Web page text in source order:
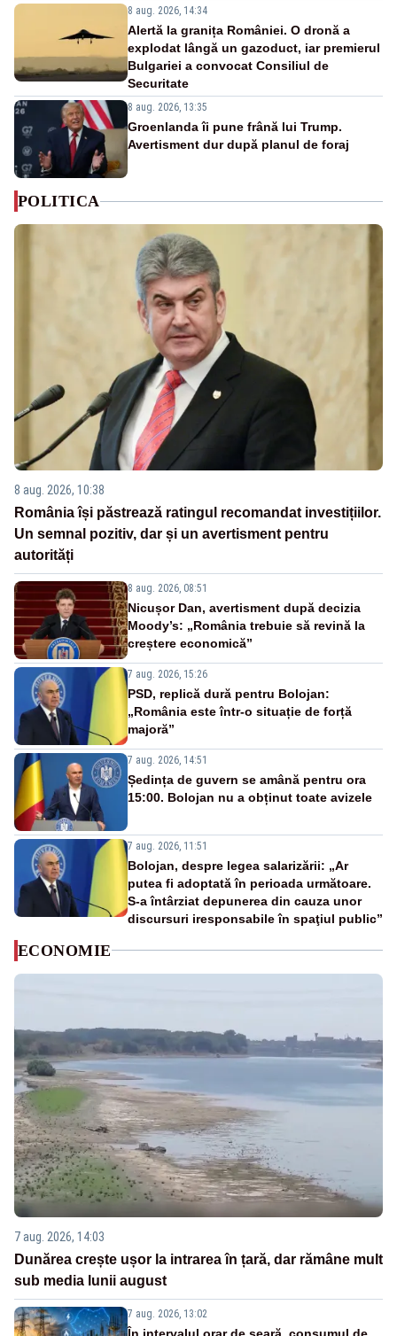
8 aug. 2026, 14:34
Alertă la granița României. O dronă a
explodat lângă un gazoduct, iar premierul
Bulgariei a convocat Consiliul de
Securitate
8 aug. 2026, 13:35
Groenlanda îi pune frână lui Trump.
Avertisment dur după planul de foraj
POLITICA
8 aug. 2026, 10:38
România își păstrează ratingul recomandat investițiilor.
Un semnal pozitiv, dar și un avertisment pentru
autorități
8 aug. 2026, 08:51
Nicușor Dan, avertisment după decizia
Moody’s: „România trebuie să revină la
creștere economică”
7 aug. 2026, 15:26
PSD, replică dură pentru Bolojan:
„România este într-o situație de forță
majoră”
7 aug. 2026, 14:51
Ședința de guvern se amână pentru ora
15:00. Bolojan nu a obținut toate avizele
7 aug. 2026, 11:51
Bolojan, despre legea salarizării: „Ar
putea fi adoptată în perioada următoare.
S-a întârziat depunerea din cauza unor
discursuri iresponsabile în spaţiul public”
ECONOMIE
7 aug. 2026, 14:03
Dunărea crește ușor la intrarea în țară, dar rămâne mult
sub media lunii august
7 aug. 2026, 13:02